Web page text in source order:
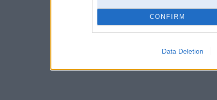
CONFIRM
Data Deletion